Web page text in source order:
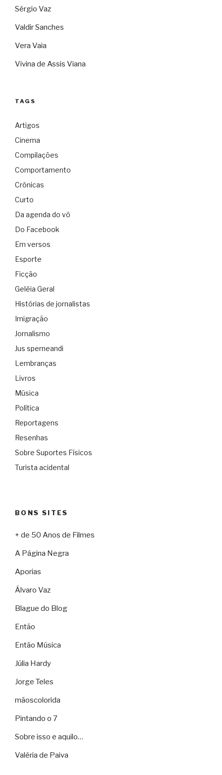
Sérgio Vaz
Valdir Sanches
Vera Vaia
Vivina de Assis Viana
TAGS
Artigos
Cinema
Compilações
Comportamento
Crônicas
Curto
Da agenda do vô
Do Facebook
Em versos
Esporte
Ficção
Geléia Geral
Histórias de jornalistas
Imigração
Jornalismo
Jus sperneandi
Lembranças
Livros
Música
Política
Reportagens
Resenhas
Sobre Suportes Físicos
Turista acidental
BONS SITES
+ de 50 Anos de Filmes
A Página Negra
Aporias
Álvaro Vaz
Blague do Blog
Então
Então Música
Júlia Hardy
Jorge Teles
mãoscolorida
Pintando o 7
Sobre isso e aquilo…
Valéria de Paiva